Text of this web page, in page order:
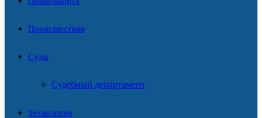
Происшествия
Суды
Судебный департамент
Технологии